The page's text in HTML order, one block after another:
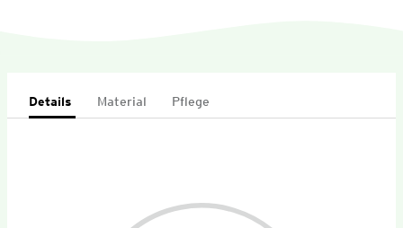
Details Material Pflege